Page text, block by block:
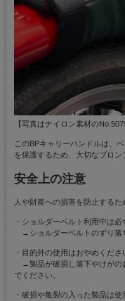
【写真はナイロン素材の
このBPキャリーハンドルは、
を保護するため、大切なブロン
安全上の注意
人や財産への損害を防止するた
・ショルダーベルト利用中は
→ショルダーベルトのずり落
・目的外の使用はおやめくださ
→製品が破損し落下やけがの
でください。
・破損や亀裂の入った製品は使